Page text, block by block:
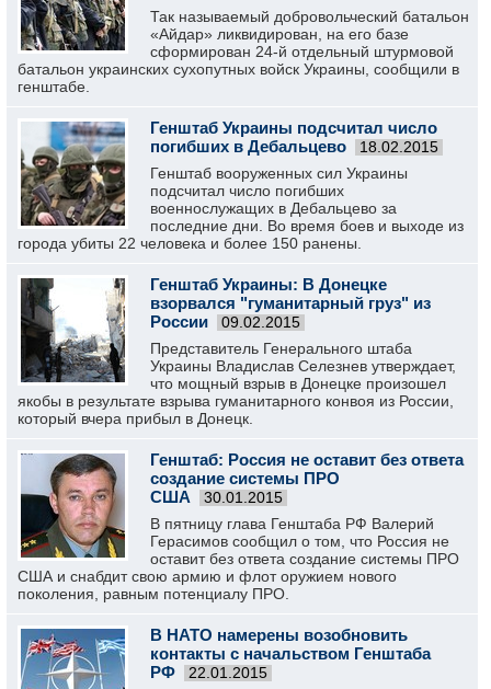
Так называемый добровольческий батальон
«Айдар» ликвидирован, на его базе
сформирован 24-й отдельный штурмовой
батальон украинских сухопутных войск Украины, сообщили в
генштабе.
Генштаб Украины подсчитал число
погибших в Дебальцево
18.02.2015
Генштаб вооруженных сил Украины
подсчитал число погибших
военнослужащих в Дебальцево за
последние дни. Во время боев и выходе из
города убиты 22 человека и более 150 ранены.
Генштаб Украины: В Донецке
взорвался "гуманитарный груз" из
России
09.02.2015
Представитель Генерального штаба
Украины Владислав Селезнев утверждает,
что мощный взрыв в Донецке произошел
якобы в результате взрыва гуманитарного конвоя из России,
который вчера прибыл в Донецк.
Генштаб: Россия не оставит без ответа
создание системы ПРО
США
30.01.2015
В пятницу глава Генштаба РФ Валерий
Герасимов сообщил о том, что Россия не
оставит без ответа создание системы ПРО
США и снабдит свою армию и флот оружием нового
поколения, равным потенциалу ПРО.
В НАТО намерены возобновить
контакты с начальством Генштаба
РФ
22.01.2015